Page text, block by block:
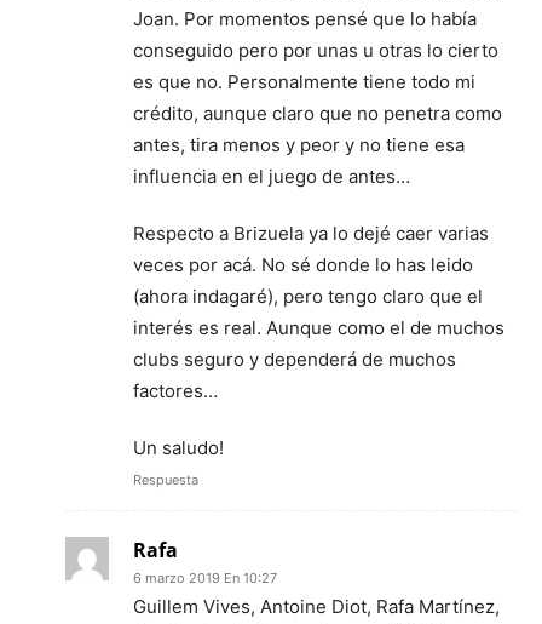
Joan. Por momentos pensé que lo había
conseguido pero por unas u otras lo cierto
es que no. Personalmente tiene todo mi
crédito, aunque claro que no penetra como
antes, tira menos y peor y no tiene esa
influencia en el juego de antes…
Respecto a Brizuela ya lo dejé caer varias
veces por acá. No sé donde lo has leido
(ahora indagaré), pero tengo claro que el
interés es real. Aunque como el de muchos
clubs seguro y dependerá de muchos
factores…
Un saludo!
Respuesta
Rafa
6 marzo 2019 En 10:27
Guillem Vives, Antoine Diot, Rafa Martínez,